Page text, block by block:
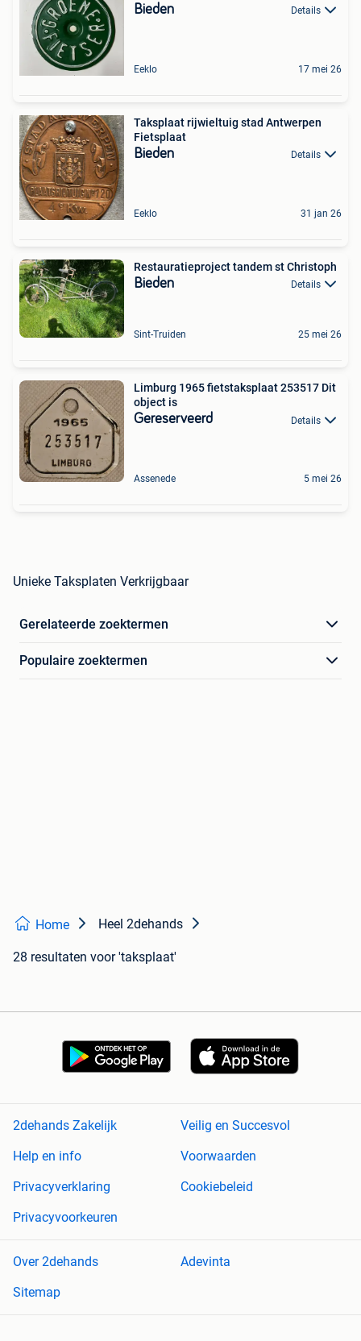
Bieden Details
Eeklo 17 mei 26
Taksplaat rijwieltuig stad Antwerpen
Fietsplaat
Bieden Details
Eeklo 31 jan 26
Restauratieproject tandem st Christoph
Bieden Details
Sint-Truiden 25 mei 26
Limburg 1965 fietstaksplaat 253517 Dit
object is
Gereserveerd Details
Assenede 5 mei 26
Unieke Taksplaten Verkrijgbaar
Gerelateerde zoektermen
Populaire zoektermen
Home Heel 2dehands
28 resultaten voor 'taksplaat'
2dehands Zakelijk
Veilig en Succesvol
Help en info
Voorwaarden
Privacyverklaring
Cookiebeleid
Privacyvoorkeuren
Over 2dehands
Adevinta
Sitemap